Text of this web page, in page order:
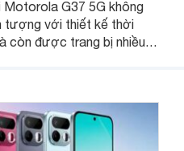
Motorola G37 5G không
tượng với thiết kế thời
còn được trang bị nhiều